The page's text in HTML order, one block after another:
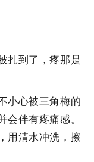
扎到了，疼那是
小心被三角梅的
会伴有疼痛感。
用清水冲洗，擦